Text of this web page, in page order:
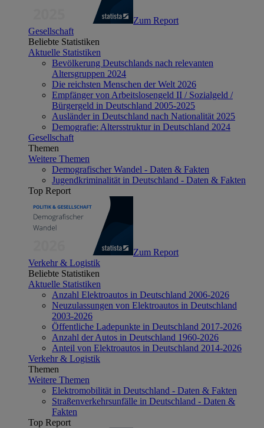
Zum Report
Gesellschaft
Beliebte Statistiken
Aktuelle Statistiken
Bevölkerung Deutschlands nach relevanten
Altersgruppen 2024
Die reichsten Menschen der Welt 2026
Empfänger von Arbeitslosengeld II / Sozialgeld /
Bürgergeld in Deutschland 2005-2025
Ausländer in Deutschland nach Nationalität 2025
Demografie: Altersstruktur in Deutschland 2024
Gesellschaft
Themen
Weitere Themen
Demografischer Wandel - Daten & Fakten
Jugendkriminalität in Deutschland - Daten & Fakten
Top Report
Zum Report
Verkehr & Logistik
Beliebte Statistiken
Aktuelle Statistiken
Anzahl Elektroautos in Deutschland 2006-2026
Neuzulassungen von Elektroautos in Deutschland
2003-2026
Öffentliche Ladepunkte in Deutschland 2017-2026
Anzahl der Autos in Deutschland 1960-2026
Anteil von Elektroautos in Deutschland 2014-2026
Verkehr & Logistik
Themen
Weitere Themen
Elektromobilität in Deutschland - Daten & Fakten
Straßenverkehrsunfälle in Deutschland - Daten &
Fakten
Top Report